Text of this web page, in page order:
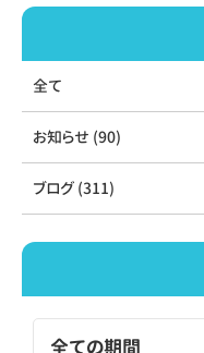
全て
お知らせ (90)
ブログ (311)